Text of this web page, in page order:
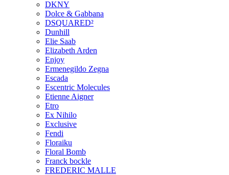
DKNY
Dolce & Gabbana
DSQUARED²
Dunhill
Elie Saab
Elizabeth Arden
Enjoy
Ermenegildo Zegna
Escada
Escentric Molecules
Etienne Aigner
Etro
Ex Nihilo
Exclusive
Fendi
Floraiku
Floral Bomb
Franck bockle
FREDERIC MALLE